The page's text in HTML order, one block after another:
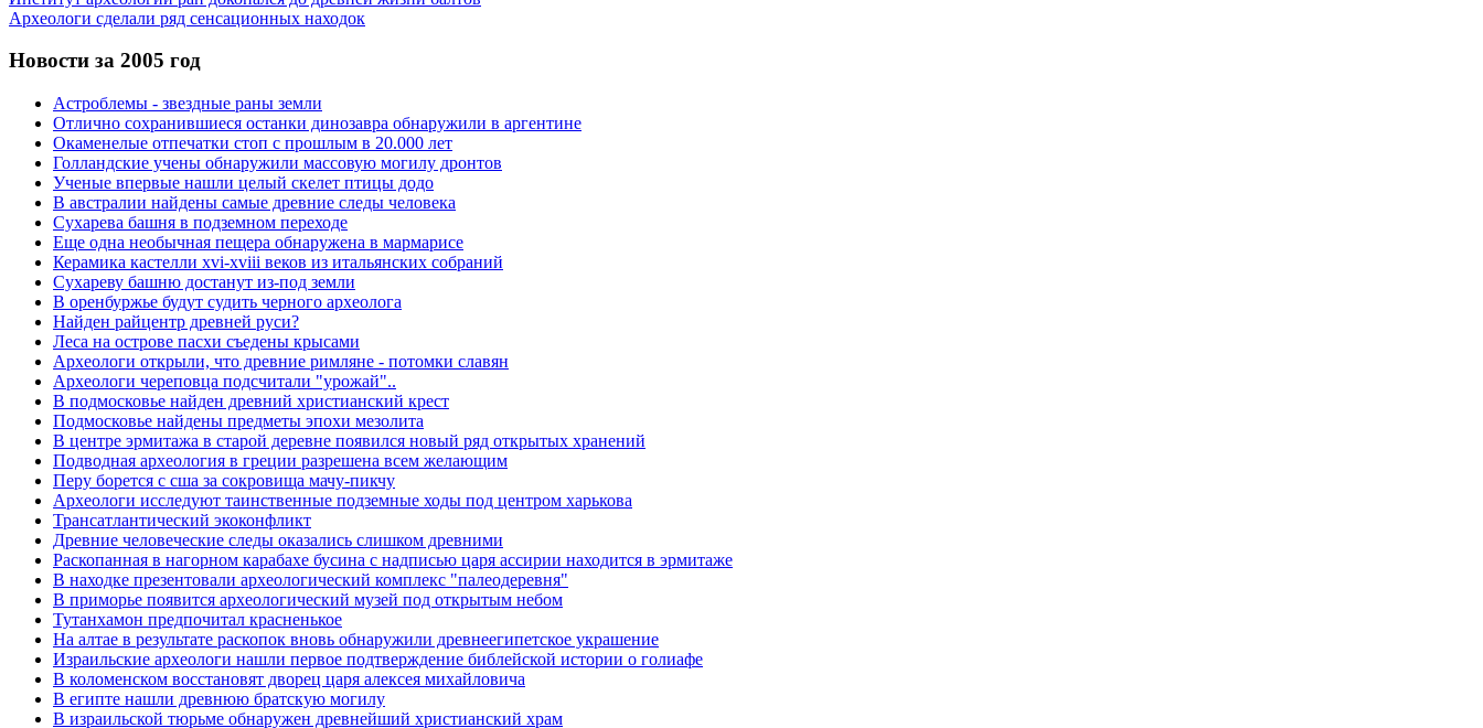
Археологи сделали ряд сенсационных находок
Новости за 2005 год
Астроблемы - звездные раны земли
Отлично сохранившиеся останки динозавра обнаружили в аргентине
Окаменелые отпечатки стоп с прошлым в 20.000 лет
Голландские учены обнаружили массовую могилу дронтов
Ученые впервые нашли целый скелет птицы додо
В австралии найдены самые древние следы человека
Сухарева башня в подземном переходе
Еще одна необычная пещера обнаружена в мармарисе
Керамика кастелли xvi-xviii веков из итальянских собраний
Сухареву башню достанут из-под земли
В оренбуржье будут судить черного археолога
Найден райцентр древней руси?
Леса на острове пасхи съедены крысами
Археологи открыли, что древние римляне - потомки славян
Археологи череповца подсчитали "урожай"..
В подмосковье найден древний христианский крест
Подмосковье найдены предметы эпохи мезолита
В центре эрмитажа в старой деревне появился новый ряд открытых хранений
Подводная археология в греции разрешена всем желающим
Перу борется с сша за сокровища мачу-пикчу
Археологи исследуют таинственные подземные ходы под центром харькова
Трансатлантический экоконфликт
Древние человеческие следы оказались слишком древними
Раскопанная в нагорном карабахе бусина с надписью царя ассирии находится в эрмитаже
В находке презентовали археологический комплекс "палеодеревня"
В приморье появится археологический музей под открытым небом
Тутанхамон предпочитал красненькое
На алтае в результате раскопок вновь обнаружили древнеегипетское украшение
Израильские археологи нашли первое подтверждение библейской истории о голиафе
В коломенском восстановят дворец царя алексея михайловича
В египте нашли древнюю братскую могилу
В израильской тюрьме обнаружен древнейший христианский храм